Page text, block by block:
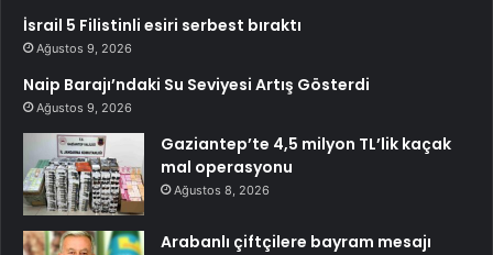
İsrail 5 Filistinli esiri serbest bıraktı
Ağustos 9, 2026
Naip Barajı’ndaki Su Seviyesi Artış Gösterdi
Ağustos 9, 2026
Gaziantep’te 4,5 milyon TL’lik kaçak
mal operasyonu
Ağustos 8, 2026
Arabanlı çiftçilere bayram mesajı